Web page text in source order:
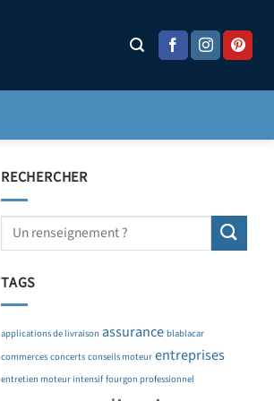
RECHERCHER
TAGS
applications de livraison assurance blablacar
commerces concerts conseils moteur entreprises
entretien moteur intensif fourgon professionnel